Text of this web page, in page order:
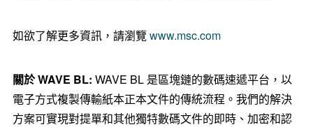
如欲了解更多資訊，請瀏覽www.msc.com
關於WAVE BL: WAVE BL 是區塊鏈的數碼速遞平台，以
電子方式複製傳輸紙本正本文件⁠的傳統流程。我們的解決
方案可實現對提單和其他獨特數碼文件的即時、加密和認